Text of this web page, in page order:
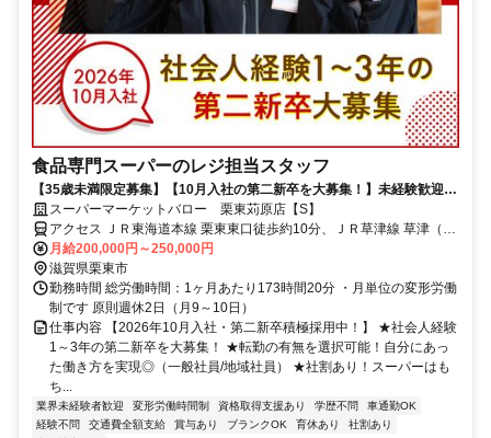
食品専門スーパーのレジ担当スタッフ
【35歳未満限定募集】【10月入社の第二新卒を大募集！】未経験歓迎！
年1回のコンテストでは商品券ゲットのチャンスも★
スーパーマーケットバロー 栗東苅原店【S】
アクセス ＪＲ東海道本線 栗東東口徒歩約10分、ＪＲ草津線 草津（滋
賀県）西口徒歩約27分、ＪＲ東海道本線 草津（滋賀県）西口徒歩約
27分
月給200,000円～250,000円
滋賀県栗東市
勤務時間 総労働時間：1ヶ月あたり173時間20分 ・月単位の変形労働
制です 原則週休2日（月9～10日）
仕事内容 【2026年10月入社・第二新卒積極採用中！】 ★社会人経験
1～3年の第二新卒を大募集！ ★転勤の有無を選択可能！自分にあっ
た働き方を実現◎（一般社員/地域社員） ★社割あり！スーパーはも
ち...
業界未経験者歓迎 変形労働時間制 資格取得支援あり 学歴不問
車通勤OK
経験不問
交通費全額支給 賞与あり ブランクOK 育休あり
社割あり